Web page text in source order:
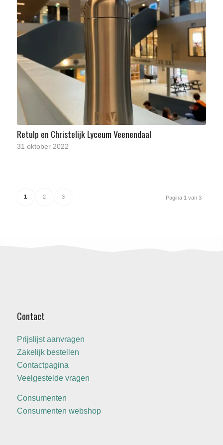
Retulp en Christelijk Lyceum Veenendaal
31 oktober 2022
Pagina 1 van 3
1 2 3
Contact
Prijslijst aanvragen
Zakelijk bestellen
Contactpagina
Veelgestelde vragen
Consumenten
Consumenten webshop